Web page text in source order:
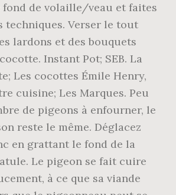
de volaille/veau et faites
techniques. Verser le tout
lardons et des bouquets
Instant Pot; SEB. La
Les cocottes Émile Henry,
cuisine; Les Marques. Peu
de pigeons à enfourner, le
reste le même. Déglacez
en grattant le fond de la
Le pigeon se fait cuire
à ce que sa viande